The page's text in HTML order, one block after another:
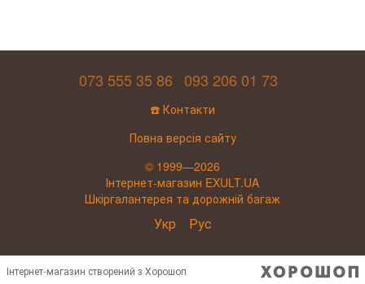
073 555 35 86 093 206 01 73
☎️ Контакти
Повна версія сайту
© 1999—2026
Інтернет-магазин EXULT.UA
Шкіргалантерея та дорожній багаж
Укр Рус
Інтернет-магазин створений з Хорошоп